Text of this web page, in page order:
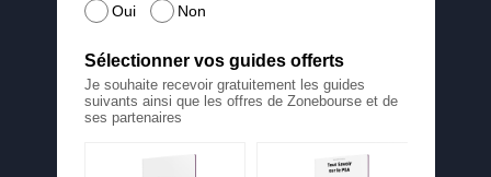
Oui Non
Sélectionner vos guides offerts
Je souhaite recevoir gratuitement les guides
suivants ainsi que les offres de Zonebourse et de
ses partenaires